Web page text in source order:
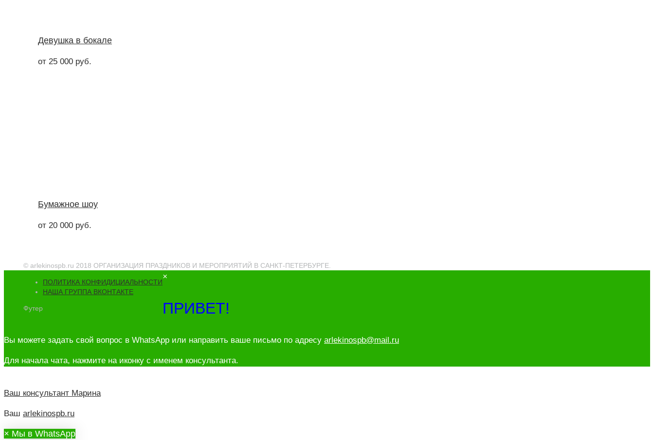
Девушка в бокале
от 25 000 руб.
Бумажное шоу
от 20 000 руб.
© arlekinospb.ru 2018 ОРГАНИЗАЦИЯ ПРАЗДНИКОВ И МЕРОПРИЯТИЙ В САНКТ-ПЕТЕРБУРГЕ.
ПОЛИТИКА КОНФИДИЦИАЛЬНОСТИ
НАША ГРУППА ВКОНТАКТЕ
Футер
×
ПРИВЕТ!
Вы можете задать свой вопрос в WhatsApp или направить ваше письмо по адресу arlekinospb@mail.ru
Для начала чата, нажмите на иконку с именем консультанта.
Ваш консультант Марина
Ваш arlekinospb.ru
× Мы в WhatsApp